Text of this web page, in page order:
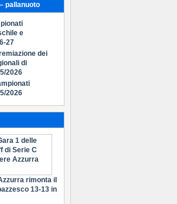
pallanuoto
e
27
dei
di
2026
2026
rimonta il
13-13 in